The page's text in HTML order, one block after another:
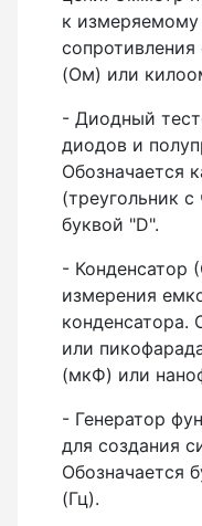
к измеряемому
(Ом) или
- Диодный
диодов и
Обозначается
(треугольник
буквой "D".
- Конденсатор
измерения
конденсатора.
или
(мкФ) или
- Генератор
для создания
Обозначается
(Гц).